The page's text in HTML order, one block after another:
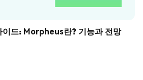
이드: Morpheus란? 기능과 전망